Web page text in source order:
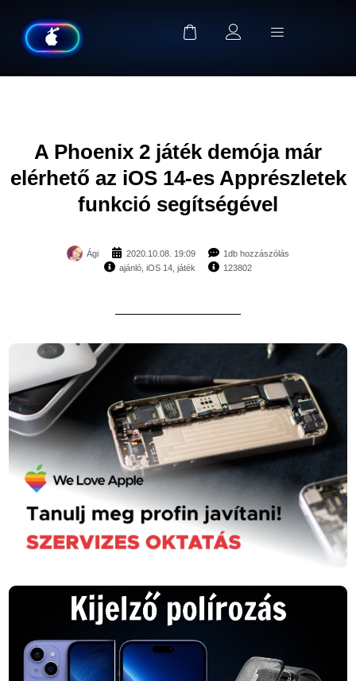
A Phoenix 2 játék demója már
elérhető az iOS 14-es Apprészletek
funkció segítségével
Ági 2020.10.08. 19:09
1db hozzászólás
ajánló iOS 14 játék 123802